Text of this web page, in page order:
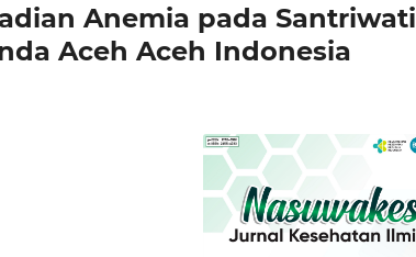
Anemia pada Santriwati
Aceh Aceh Indonesia